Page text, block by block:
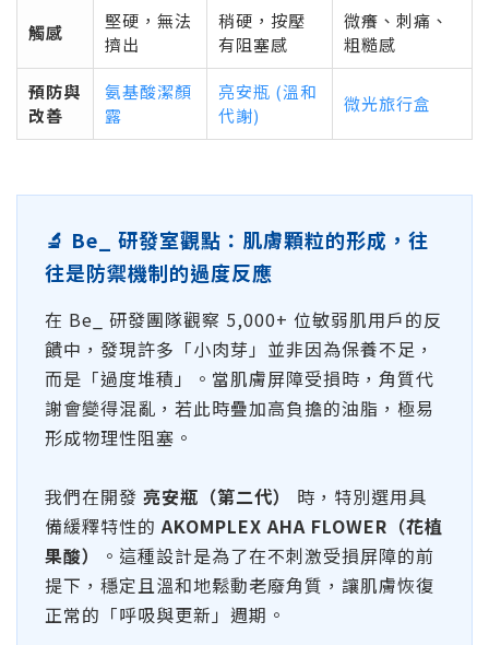
觸感
堅硬，無法
擠出
稍硬，按壓
有阻塞感
微癢、刺痛、
粗糙感
預防與
改善
氨基酸潔顏
露
亮安瓶 (溫和
代謝)
微光旅行盒
🔬 Be_ 研發室觀點：肌膚顆粒的形成，往
往是防禦機制的過度反應
在 Be_ 研發團隊觀察 5,000+ 位敏弱肌用戶的反
饋中，發現許多「小肉芽」並非因為保養不足，
而是「過度堆積」。當肌膚屏障受損時，角質代
謝會變得混亂，若此時疊加高負擔的油脂，極易
形成物理性阻塞。
我們在開發 亮安瓶（第二代）
時，特別選用具
備緩釋特性的 AKOMPLEX AHA FLOWER（花植
果酸）
。這種設計是為了在不刺激受損屏障的前
提下，穩定且溫和地鬆動老廢角質，讓肌膚恢復
正常的「呼吸與更新」週期。